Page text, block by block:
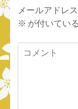
メールアドレ
※ が付いてい
コ